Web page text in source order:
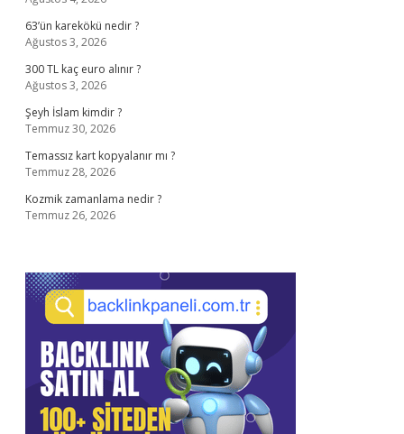
63’ün karekökü nedir ?
Ağustos 3, 2026
300 TL kaç euro alınır ?
Ağustos 3, 2026
Şeyh İslam kimdir ?
Temmuz 30, 2026
Temassız kart kopyalanır mı ?
Temmuz 28, 2026
Kozmik zamanlama nedir ?
Temmuz 26, 2026